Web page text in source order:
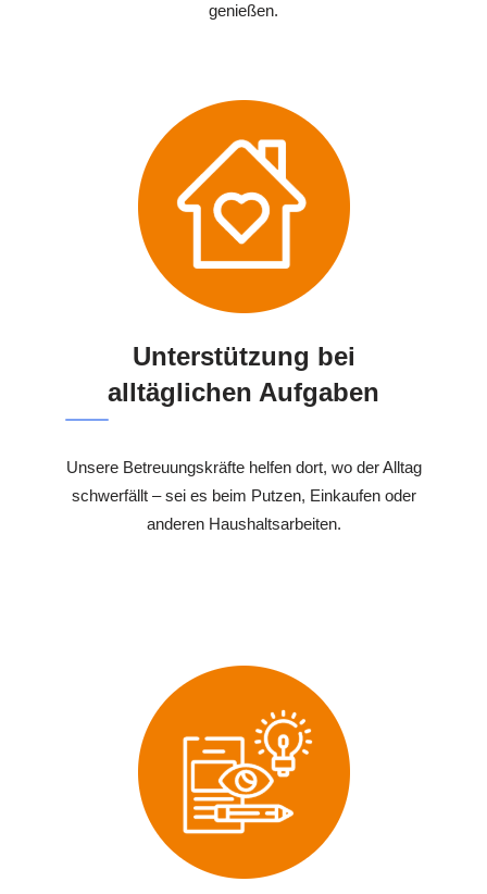
genießen.
Unterstützung bei
alltäglichen Aufgaben
Unsere Betreuungskräfte helfen dort, wo der Alltag
schwerfällt – sei es beim Putzen, Einkaufen oder
anderen Haushaltsarbeiten.